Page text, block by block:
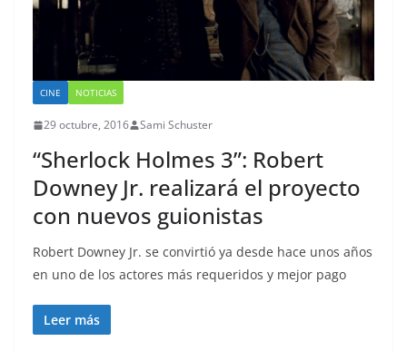
CINE NOTICIAS
29 octubre, 2016 Sami Schuster
“Sherlock Holmes 3”: Robert
Downey Jr. realizará el proyecto
con nuevos guionistas
Robert Downey Jr. se convirtió ya desde hace unos años
en uno de los actores más requeridos y mejor pago
Leer más